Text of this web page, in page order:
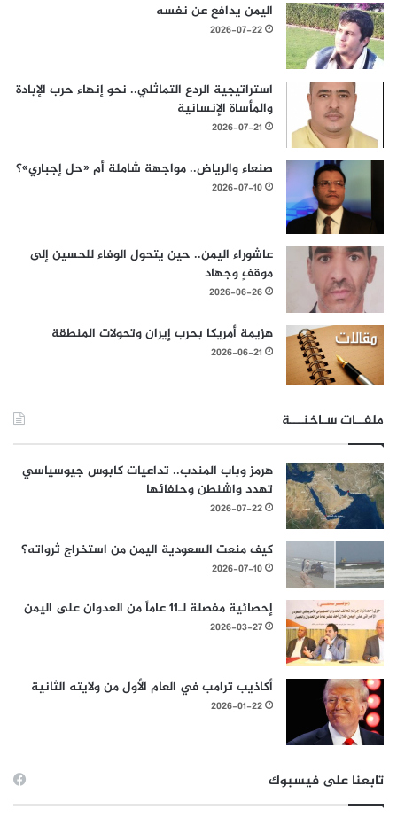
اليمن يدافع عن نفسه
2026-07-22
استراتيجية الردع التماثلي.. نحو إنهاء حرب الإبادة
والمأساة الإنسانية
2026-07-21
صنعاء والرياض.. مواجهة شاملة أم «حل إجباري»؟
2026-07-10
عاشوراء اليمن.. حين يتحول الوفاء للحسين إلى
موقفٍ وجهاد
2026-06-26
هزيمة أمريكا بحرب إيران وتحولات المنطقة
2026-06-21
ملفــات سـاخنـــة
هرمز وباب المندب.. تداعيات كابوس جيوسياسي
تهدد واشنطن وحلفائها
2026-07-22
كيف منعت السعودية اليمن من استخراج ثرواته؟
2026-07-10
إحصائية مفصلة لـ11 عاماً من العدوان على اليمن
2026-03-27
أكاذيب ترامب في العام الأول من ولايته الثانية
2026-01-22
تابعنا على فيسبوك